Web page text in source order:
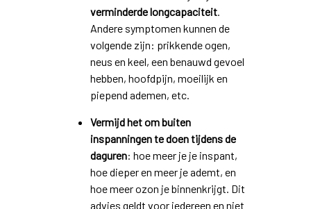
verminderde longcapaciteit.
Andere symptomen kunnen de
volgende zijn: prikkende ogen,
neus en keel, een benauwd gevoel
hebben, hoofdpijn, moeilijk en
piepend ademen, etc.
Vermijd het om buiten
inspanningen te doen tijdens de
daguren: hoe meer je je inspant,
hoe dieper en meer je ademt, en
hoe meer ozon je binnenkrijgt. Dit
advies geldt voor iedereen en niet